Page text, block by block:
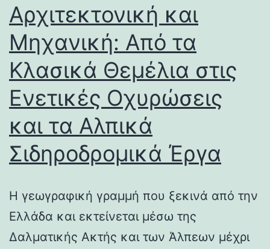
Αρχιτεκτονική και
Μηχανική: Από τα
Κλασικά Θεμέλια στις
Ενετικές Οχυρώσεις
και τα Αλπικά
Σιδηροδρομικά Έργα
Η γεωγραφική γραμμή που ξεκινά από την
Ελλάδα και εκτείνεται μέσω της
Δαλματικής Ακτής και των Άλπεων μέχρι